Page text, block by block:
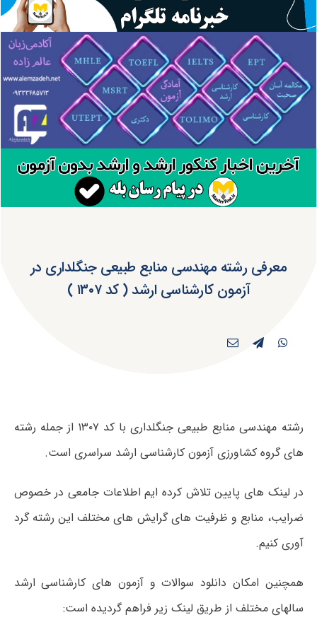
معرفی رشته مهندسی منابع طبیعی جنگلداری در
آزمون کارشناسی ارشد ( کد ۱۳۰۷ )
رشته مهندسی منابع طبیعی جنگلداری با کد ۱۳۰۷ از جمله رشته
های گروه کشاورزی آزمون کارشناسی ارشد سراسری است.
در لینک های پایین تلاش کرده ایم اطلاعات جامعی در خصوص
ضرایب، منابع و ظرفیت های گرایش های مختلف این رشته گرد
آوری کنیم.
همچنین امکان دانلود سوالات و آزمون های کارشناسی ارشد
سالهای مختلف از طریق لینک زیر فراهم گردیده است: